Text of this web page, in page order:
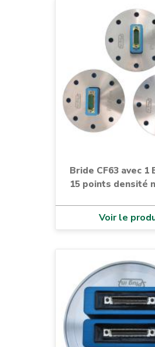
Bride CF63 avec 1
15 points densité
Voir le